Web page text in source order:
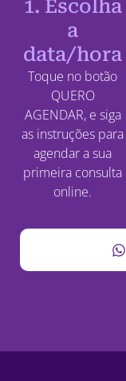
1. Escolha
a
data/hora
Toque no botão
QUERO
AGENDAR, e siga
as instruções para
agendar a sua
primeira consulta
online.